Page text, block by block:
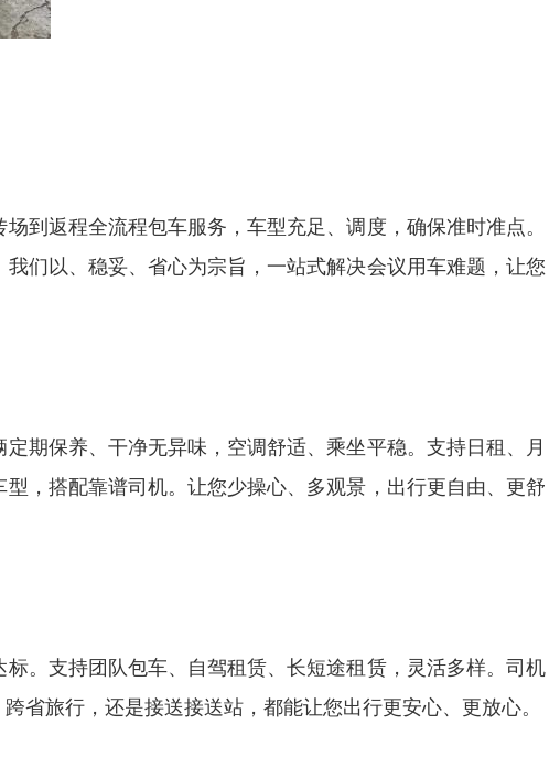
到返程全流程包车服务，车型充足、调度，确保准时准点。
们以、稳妥、省心为宗旨，一站式解决会议用车难题，让您
期保养、干净无异味，空调舒适、乘坐平稳。支持日租、月
，搭配靠谱司机。让您少操心、多观景，出行更自由、更舒
。支持团队包车、自驾租赁、长短途租赁，灵活多样。司机
旅行，还是接送接送站，都能让您出行更安心、更放心。